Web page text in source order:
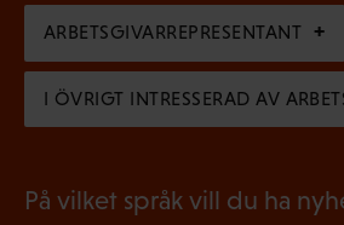
k
t
)
i
s
k
)
ARBETSGIVARREPRESENTANT
I ÖVRIGT INTRESSERAD AV
På vilket språk vill du ha